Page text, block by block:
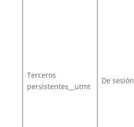
Terceros
persistentes__utmt
De sesión